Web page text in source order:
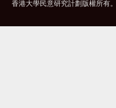
香港大學民意研究計劃版權所有